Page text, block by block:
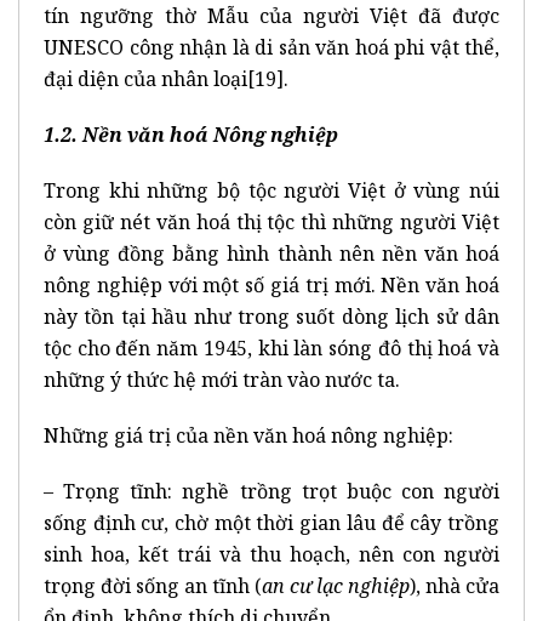
tín ngưỡng thờ Mẫu của người Việt đã được
UNESCO công nhận là di sản văn hoá phi vật thể,
đại diện của nhân loại[19].
1.2. Nền văn hoá Nông nghiệp
Trong khi những bộ tộc người Việt ở vùng núi
còn giữ nét văn hoá thị tộc thì những người Việt
ở vùng đồng bằng hình thành nên nền văn hoá
nông nghiệp với một số giá trị mới. Nền văn hoá
này tồn tại hầu như trong suốt dòng lịch sử dân
tộc cho đến năm 1945, khi làn sóng đô thị hoá và
những ý thức hệ mới tràn vào nước ta.
Những giá trị của nền văn hoá nông nghiệp:
– Trọng tĩnh: nghề trồng trọt buộc con người
sống định cư, chờ một thời gian lâu để cây trồng
sinh hoa, kết trái và thu hoạch, nên con người
trọng đời sống an tĩnh (an cư lạc nghiệp), nhà cửa